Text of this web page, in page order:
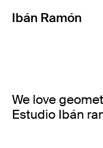
Ibán Ramón
We love
Estudio Ibán